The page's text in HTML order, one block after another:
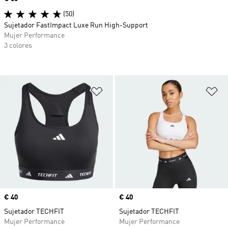
Añadir a la lista de deseos
Precio
€ 40
Sujetador TECHFIT
Mujer Performance
Precio
€ 40
Sujetador TECHFIT
Mujer Performance
(50)
Sujetador FastImpact Luxe Run High-Support
Mujer Performance
3 colores